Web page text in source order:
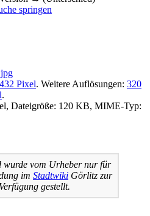
springen
Pixel. Weitere Auflösungen: 320
.
Dateigröße: 120 KB, MIME-Typ:
wurde vom Urheber nur für
im Stadtwiki Görlitz zur
Verfügung gestellt.